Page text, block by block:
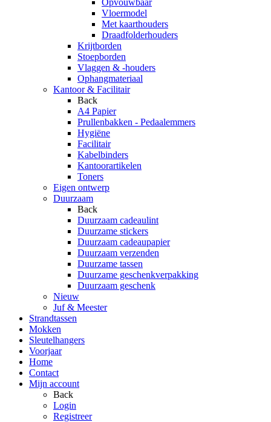
Opvouwbaar
Vloermodel
Met kaarthouders
Draadfolderhouders
Krijtborden
Stoepborden
Vlaggen & -houders
Ophangmateriaal
Kantoor & Facilitair
Back
A4 Papier
Prullenbakken - Pedaalemmers
Hygiëne
Facilitair
Kabelbinders
Kantoorartikelen
Toners
Eigen ontwerp
Duurzaam
Back
Duurzaam cadeaulint
Duurzame stickers
Duurzaam cadeaupapier
Duurzaam verzenden
Duurzame tassen
Duurzame geschenkverpakking
Duurzaam geschenk
Nieuw
Juf & Meester
Strandtassen
Mokken
Sleutelhangers
Voorjaar
Home
Contact
Mijn account
Back
Login
Registreer